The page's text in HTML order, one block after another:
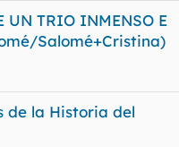
UN TRIO INMENSO E
Salomé+Cristina)
de la Historia del